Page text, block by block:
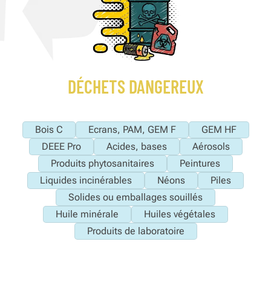
DÉCHETS DANGEREUX
Bois C Ecrans, PAM, GEM F
GEM HF
DEEE Pro
Acides, bases
Aérosols
Produits phytosanitaires
Peintures
Liquides incinérables
Néons
Piles
Solides ou emballages souillés
Huile minérale
Huiles végétales
Produits de laboratoire